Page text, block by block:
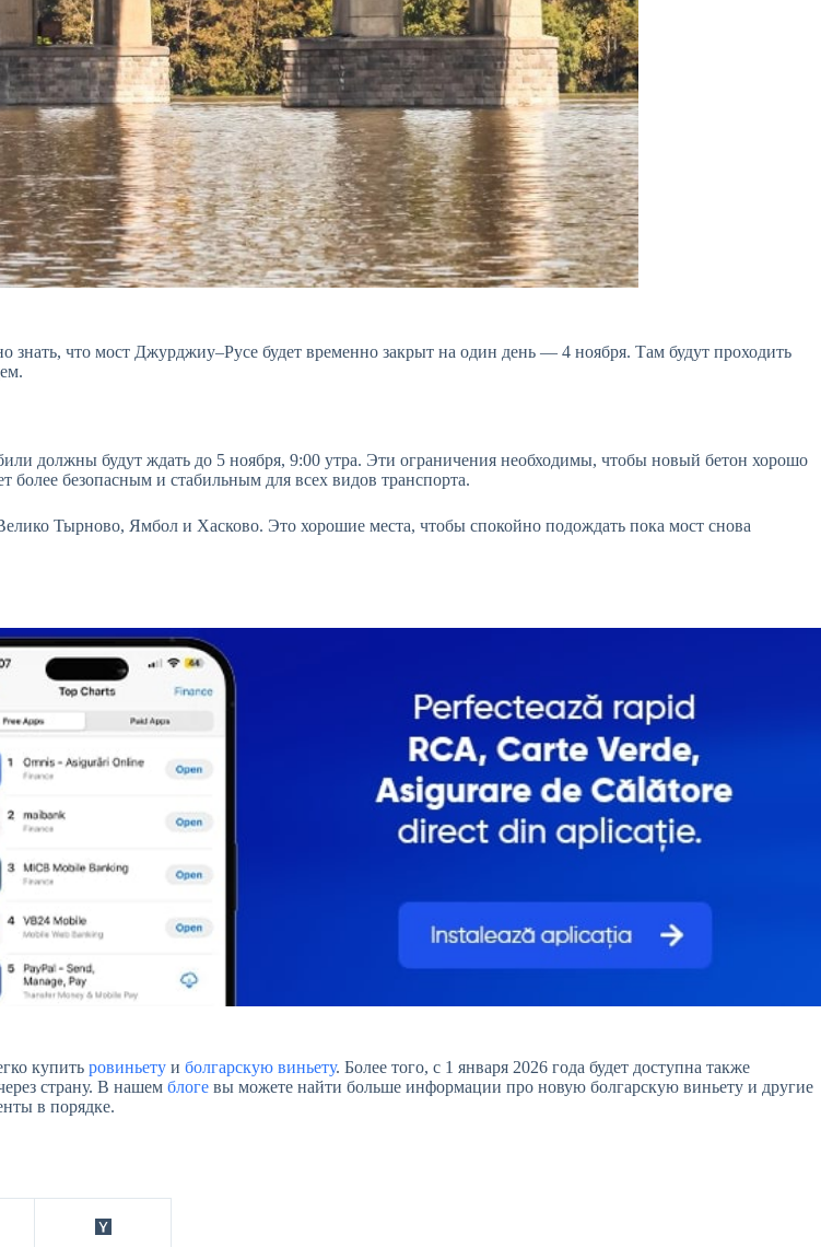
что мост Джурджиу–Русе будет временно закрыт на один день — 4 ноября. Там будут проходить
должны будут ждать до 5 ноября, 9:00 утра. Эти ограничения необходимы, чтобы новый бетон хорошо
безопасным и стабильным для всех видов транспорта.
Тырново, Ямбол и Хасково. Это хорошие места, чтобы спокойно подождать пока мост снова
купить ровиньету и болгарскую виньету. Более того, с 1 января 2026 года будет доступна также
страну. В нашем блоге вы можете найти больше информации про новую болгарскую виньету и другие
в порядке.